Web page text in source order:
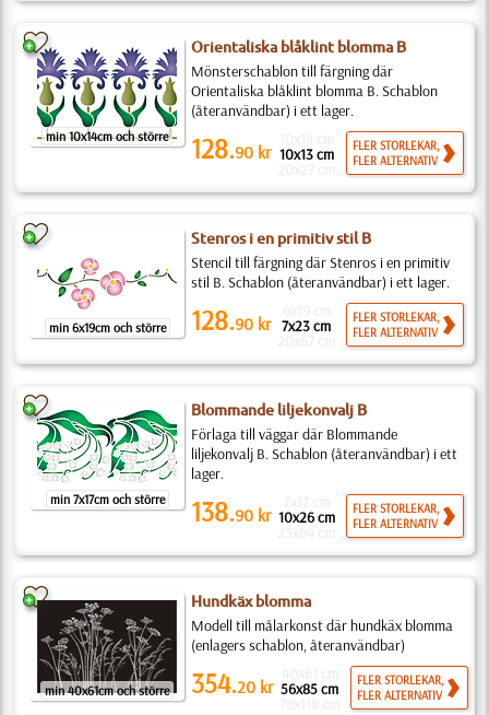
min 10x14cm och större
Orientaliska blåklint blomma B
Mönsterschablon till färgning där
Orientaliska blåklint blomma B. Schablon
(återanvändbar) i ett lager.
128.90 kr 10x13 cm
FLER STORLEKAR,
FLER ALTERNATIV
min 6x19cm och större
Stenros i en primitiv stil B
Stencil till färgning där Stenros i en primitiv
stil B. Schablon (återanvändbar) i ett lager.
128.90 kr 7x23 cm
FLER STORLEKAR,
FLER ALTERNATIV
min 7x17cm och större
Blommande liljekonvalj B
Förlaga till väggar där Blommande
liljekonvalj B. Schablon (återanvändbar) i ett
lager.
138.90 kr 10x26 cm
FLER STORLEKAR,
FLER ALTERNATIV
min 40x61cm och större
Hundkäx blomma
Modell till målarkonst där hundkäx blomma
(enlagers schablon, återanvändbar)
354.20 kr 56x85 cm
FLER STORLEKAR,
FLER ALTERNATIV